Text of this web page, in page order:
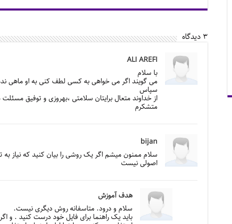
۳ دیدگاه
ALI AREFI
با سلام
می گویند اگر می خواهی به کسی لطف کنی به او ماهی نده ،
سپاس
از خداوند متعال برایتان سلامتی ،بهروزی و توفیق مسئلت
متشکرم
bijan
سلام ممنون میشم اگر یک روشی را بیان کنید که نیاز به
اصولی نیست
هدف آموزش
سلام و درود. متاسفانه روش دیگری نیست.
باید یک راهنما برای فایل خود درست کنید .